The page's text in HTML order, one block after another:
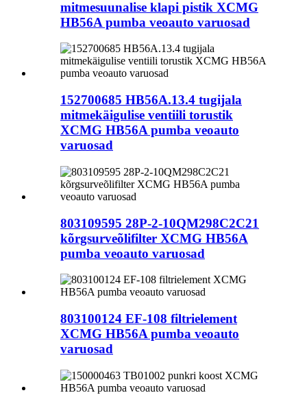
mitmesuunalise klapi pistik XCMG
HB56A pumba veoauto varuosad
152700685 HB56A.13.4 tugijala
mitmekäigulise ventiili torustik
XCMG HB56A pumba veoauto
varuosad
803109595 28P-2-10QM298C2C21
kõrgsurveõlifilter XCMG HB56A
pumba veoauto varuosad
803100124 EF-108 filtrielement
XCMG HB56A pumba veoauto
varuosad